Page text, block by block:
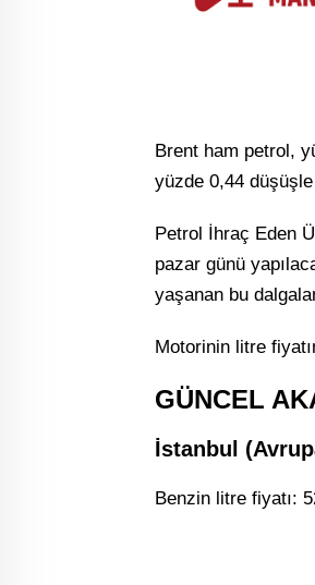
Brent ham petrol,
yüzde 0,44
Petrol İhraç Eden
pazar günü
yaşanan bu
Motorinin litre
GÜNCEL
İstanbul
Benzin litre fiyatı: